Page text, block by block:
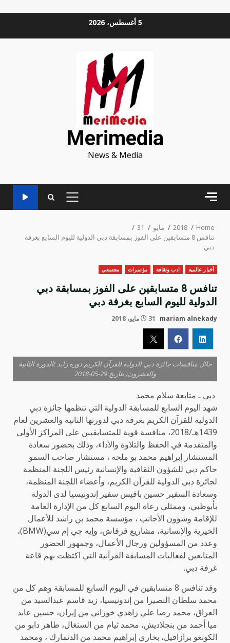
5 أغسطس، 2026
Merimedia
News & Media
PRIMARY
Home
2018 مايو
31
تنافس 8 متسابقين على الفوز بمسابقة دبي الدولية لليوم السابع بغرفة
دبي
أخبار عالمية ادب وثقافة مؤتمرات مجتمعي
تنافس 8 متسابقين على الفوز بمسابقة دبي
الدولية لليوم السابع بغرفة دبي
mariam alnekady 31 مايو، 2018
خلال منافسات جائزة دبي الدولية للقرآن الكريم دورة زايد )الدورة الثانية
والعشرون( بتاريخ 29-05-2018
دبي ـ متابعة سلام محمد
شهد اليوم السابع للمسابقة الدولية التي تنظمها جائزة دبي
الدولية للقرآن الكريم بغرفة دبي لدورتها الثانية والعشرين لعام
1439هـ/2018، منافسة قوية للمتسابقيبن على المراكز الأولى
والمتقدمة في الحفظ والتلاوة والأداء، وذلك بحضور سعادة
المستشار إبراهيم محمد بو ملحه ، مستشار صاحب السمو
حاكم دبي للشؤون الثقافية والإنسانية رئيس اللجنة المنظمة
لجائزة دبي الدولية للقرآن الكريم، وأعضاء اللجنة المنظمة،
وسعادة السفير حسين باقيس سفير إندونيسيا لدى الدولة
بأبوظبي، وممثلي رعاة اليوم السابع كل من الإدارة العامة
للإقامة وشؤون الأجانب ، مؤسسة محمد بن راشد للأعمال
الخيرية والإنسانية، مشاريع قرقاش، وإيه جي إم سي(BMW)،
وعدد من المسؤولين ورجال الأعمال، وجمهور الحضور
المتابعين لفعاليات المسابقة القرآنية التي اكتظت بهم قاعة
غرفة دبي.
وقد تنافس 8 متسابقين في اليوم السابع للمسابقة وهم كل من
محمد سلطان النصيرا من إندونيسيا، زيد قاسم عبدالسيد من
العراق، محمد رضا علي زاهدي خوزاني من إيران، حسين عابد
ميا أحمد من بنجلاديش، محمد ثيام من السنغال، طاهر دابو من
الكونغو برازافيل، بخاري إبراهيم محمد من الدنمارك ، ومحمد